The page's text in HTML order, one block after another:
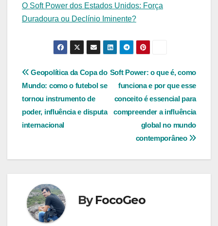
O Soft Power dos Estados Unidos: Força
Duradoura ou Declínio Iminente?
Navegação
de
Post
Soft Power: o que é, como
funciona e por que esse
conceito é essencial para
compreender a influência
global no mundo
contemporâneo
Geopolítica da Copa do
Mundo: como o futebol se
tornou instrumento de
poder, influência e disputa
internacional
ByFocoGeo